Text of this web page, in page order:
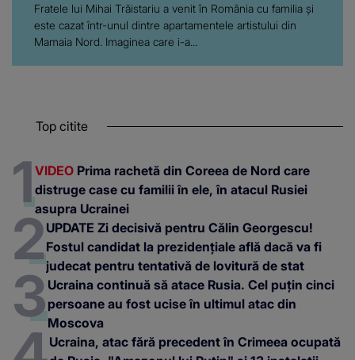
Fratele lui Mihai Trăistariu a venit în România cu familia și
este cazat într-unul dintre apartamentele artistului din
Mamaia Nord. Imaginea care i-a...
Top citite
VIDEO Prima rachetă din Coreea de Nord care
distruge case cu familii în ele, în atacul Rusiei
asupra Ucrainei
UPDATE Zi decisivă pentru Călin Georgescu!
Fostul candidat la prezidențiale află dacă va fi
judecat pentru tentativă de lovitură de stat
Ucraina continuă să atace Rusia. Cel puțin cinci
persoane au fost ucise în ultimul atac din
Moscova
Ucraina, atac fără precedent în Crimeea ocupată